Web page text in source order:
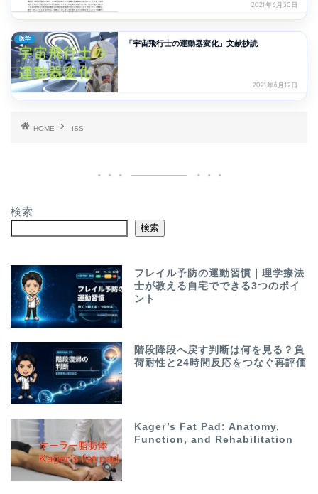
2021年6月30日
医学
「宇宙飛行士の運動器変化」文献抄読
2021年6月12日
HOME ISS
検索
検索
フレイル予防の運動習慣｜理学療法
士が教える自宅でできる3つのポイ
ント
階段降段へ戻す判断は何を見る？負
荷耐性と24時間反応をつなぐ再評価
Kager’s Fat Pad: Anatomy,
Function, and Rehabilitation